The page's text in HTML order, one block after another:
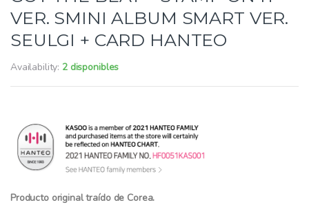
VER. SMINI ALBUM SMART VER.
SEULGI + CARD HANTEO
Availability: 2 disponibles
Producto original traído de Corea.